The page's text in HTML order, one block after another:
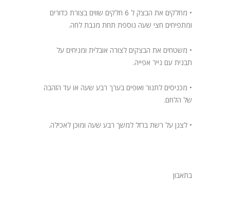
• מחלקים את הבצק ל 6 חלקים שווים בצורת כדורים
ומתפיחים חצי שעה נוספת תחת מגבת לחה.
• משטחים את הבצקים לצורה אובלית ומניחים על
תבנית עם נייר אפייה.
• מכניסים לתנור ואופים בערך רבע שעה או עד הזהבה
של הלחם.
• לצנן על רשת ברזל למשך רבע שעה ומוכן לאכילה.
בתאבון